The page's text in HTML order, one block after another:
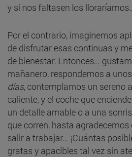
y si nos faltasen los
Por el contrario, imaginemos
de disfrutar esas continuas y
de bienestar. Entonces…
mañanero, respondemos a
días, contemplamos un sereno
caliente, y el coche que
un detalle amable o a una
que corren, hasta
salir a trabajar… ¡Cuántas
gratas y apacibles tal vez sin